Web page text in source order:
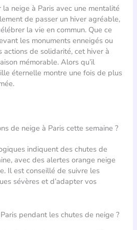
neige à Paris avec une mentalité
de passer un hiver agréable,
la vie en commun. Que ce
les monuments enneigés ou
actions de solidarité, cet hiver à
mémorable. Alors qu’il
éternelle montre une fois de plus
de neige à Paris cette semaine ?
indiquent des chutes de
avec des alertes orange neige
Il est conseillé de suivre les
sévères et d’adapter vos
pendant les chutes de neige ?